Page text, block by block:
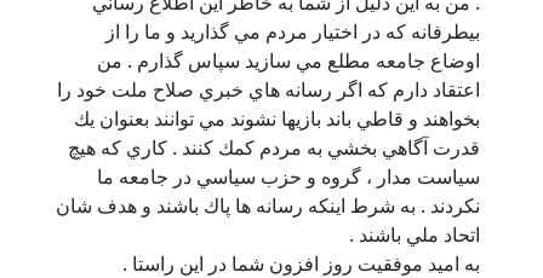
بيطرفانه كه در اختيار مردم مي گذاريد و ما را از
اوضاع جامعه مطلع مي سازيد سپاس گذارم . من
اعتقاد دارم كه اگر رسانه هاي خبري صلاح ملت خود را
بخواهند و قاطي باند بازيها نشوند مي توانند بعنوان يك
قدرت آگاهي بخشي به مردم كمك كنند . كاري كه هيچ
سياست مدار ، گروه و حزب سياسي در جامعه ما
نكردند . به شرط اينكه رسانه ها پاك باشند و هدف شان
اتحاد ملي باشند .
به اميد موفقيت روز افزون شما در اين راستا .